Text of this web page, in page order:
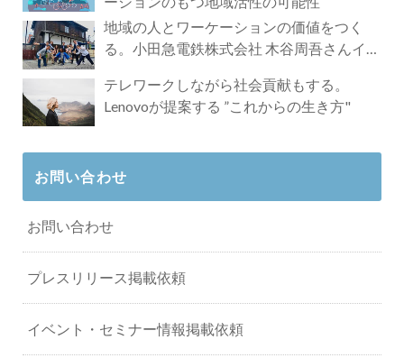
地域の人とワーケーションの価値をつく
る。小田急電鉄株式会社 木谷周吾さんイン
テレワークしながら社会貢献もする。
Lenovoが提案する ”これからの生き方"
お問い合わせ
お問い合わせ
プレスリリース掲載依頼
イベント・セミナー情報掲載依頼